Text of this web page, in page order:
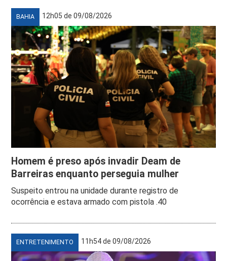
BAHIA 12h05 de 09/08/2026
Homem é preso após invadir Deam de
Barreiras enquanto perseguia mulher
Suspeito entrou na unidade durante registro de
ocorrência e estava armado com pistola .40
ENTRETENIMENTO 11h54 de 09/08/2026